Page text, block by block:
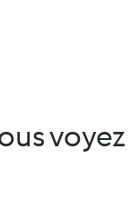
voyez